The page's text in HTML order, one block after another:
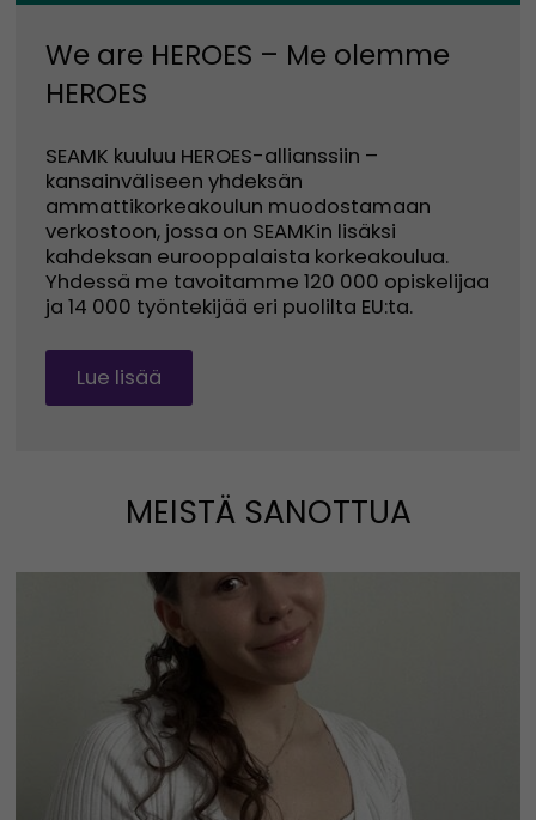
We are HEROES – Me olemme
HEROES
SEAMK kuuluu HEROES-allianssiin –
kansainväliseen yhdeksän
ammattikorkeakoulun muodostamaan
verkostoon, jossa on SEAMKin lisäksi
kahdeksan eurooppalaista korkeakoulua.
Yhdessä me tavoitamme 120 000 opiskelijaa
ja 14 000 työntekijää eri puolilta EU:ta.
Lue lisää
MEISTÄ SANOTTUA